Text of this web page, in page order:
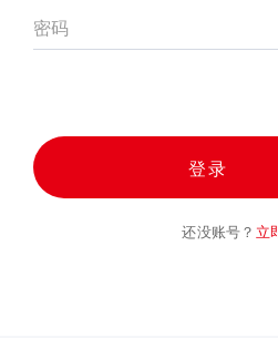
密码
登录
还没账号？ 立